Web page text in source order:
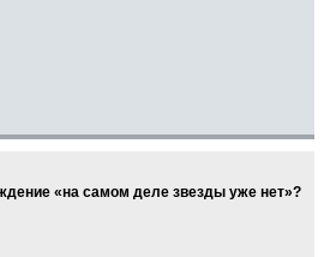
«на самом деле звезды уже нет»?